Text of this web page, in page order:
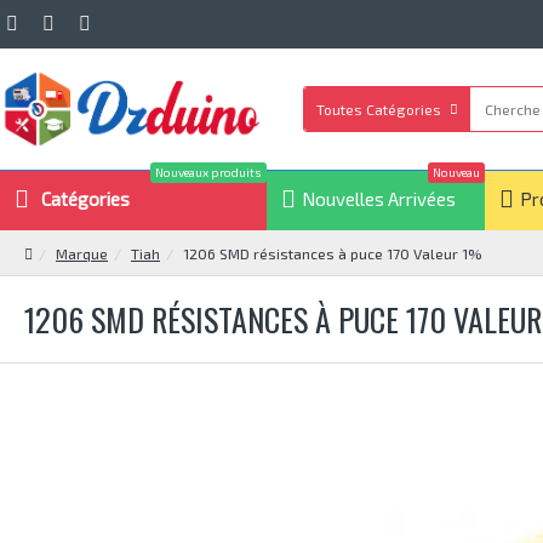
Toutes Catégories
Catégories
Nouveaux produits
Nouvelles Arrivées
Nouveau
Marque Tiah 1206 SMD résistances à puce 170 Valeur 1%
1206 SMD RÉSISTANCES À PUCE 170